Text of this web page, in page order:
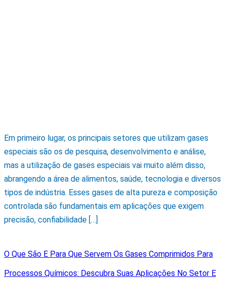
Em primeiro lugar, os principais setores que utilizam gases
especiais são os de pesquisa, desenvolvimento e análise,
mas a utilização de gases especiais vai muito além disso,
abrangendo a área de alimentos, saúde, tecnologia e diversos
tipos de indústria. Esses gases de alta pureza e composição
controlada são fundamentais em aplicações que exigem
precisão, confiabilidade […]
O Que São E Para Que Servem Os Gases Comprimidos Para
Processos Químicos: Descubra Suas Aplicações No Setor E